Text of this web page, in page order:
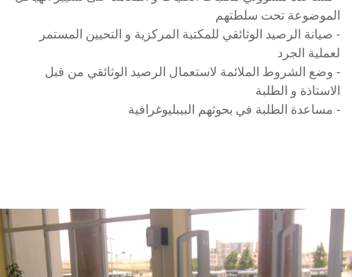
الموضوعة تحت سلطتهم
- صيانة الرصيد الوثائقي للمكتبة المركزية و التحيين المستمر
لعملية الجرد
- وضع الشروط الملائمة لاستعمال الرصيد الوثائقي من قبل
الاستاذة و الطلبة
- مساعدة الطلبة في بحوثهم البيبليوغرافية